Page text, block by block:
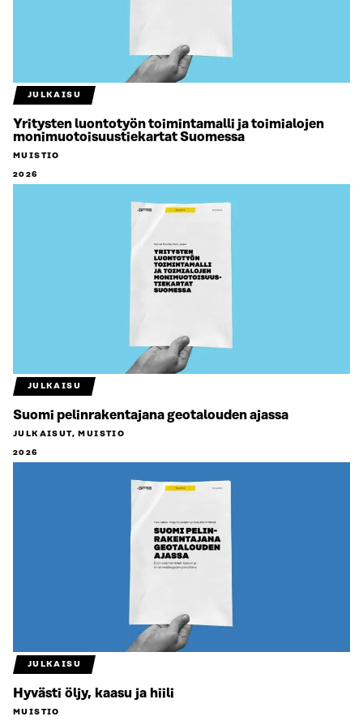
JULKAISU
Yritysten luontotyön toimintamalli ja toimialojen
monimuotoisuustiekartat Suomessa
MUISTIO
2026
JULKAISU
Suomi pelinrakentajana geotalouden ajassa
JULKAISUT, MUISTIO
2026
JULKAISU
Hyvästi öljy, kaasu ja hiili
MUISTIO